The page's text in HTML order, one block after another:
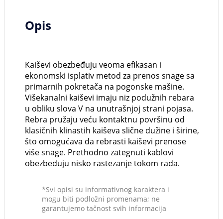
Opis
Kaiševi obezbeđuju veoma efikasan i
ekonomski isplativ metod za prenos snage sa
primarnih pokretača na pogonske mašine.
Višekanalni kaiševi imaju niz podužnih rebara
u obliku slova V na unutrašnjoj strani pojasa.
Rebra pružaju veću kontaktnu površinu od
klasičnih klinastih kaiševa slične dužine i širine,
što omogućava da rebrasti kaiševi prenose
više snage. Prethodno zategnuti kablovi
obezbeđuju nisko rastezanje tokom rada.
*Svi opisi su informativnog karaktera i
mogu biti podložni promenama; ne
garantujemo tačnost svih informacija